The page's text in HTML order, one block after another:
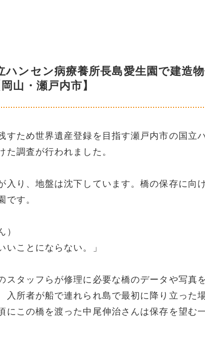
ンセン病療養所長島愛生園で建造
山・瀬戸内市】
すため世界遺産登録を目指す瀬戸内市の国立
調査が行われました。
入り、地盤は沈下しています。橋の保存に向
です。
いことにならない。」
タッフらが修理に必要な橋のデータや写真
入所者が船で連れられ島で最初に降り立った
にこの橋を渡った中尾伸治さんは保存を望む